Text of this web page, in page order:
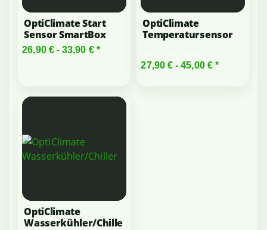
OptiClimate Start
Sensor SmartBox
26,90 € -33,90 € *
OptiClimate
Temperatursensor
27,90 € -45,00 € *
OptiClimate
Wasserkühler/Chille